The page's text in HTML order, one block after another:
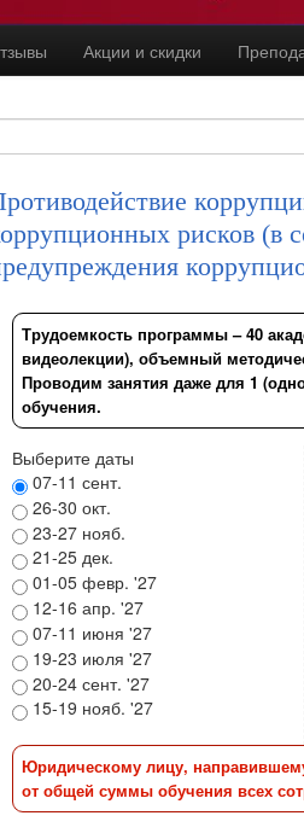
Акции и скидки
рисков (в
Трудоемкость программы – 40
видеолекции), объемный
Проводим занятия даже для 1
обучения.
Выберите даты
07-11 сент.
26-30 окт.
23-27 нояб.
21-25 дек.
01-05 февр. '27
12-16 апр. '27
07-11 июня '27
19-23 июля '27
20-24 сент. '27
15-19 нояб. '27
Юридическому лицу,
от общей суммы обучения всех